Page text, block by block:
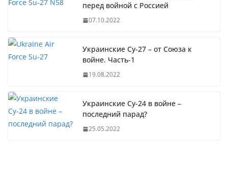
перед войной с Россией
07.10.2022
Украинские Су-27 – от Союза к
войне. Часть-1
19.08.2022
Украинские Су-24 в войне –
последний парад?
25.05.2022